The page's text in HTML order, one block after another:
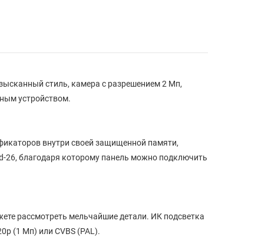
стиль, камера с разрешением 2 Мп,
устройством.
внутри своей защищенной памяти,
26, благодаря которому панель можно подключить
рассмотреть мельчайшие детали. ИК подсветка
(1 Мп) или CVBS (PAL).